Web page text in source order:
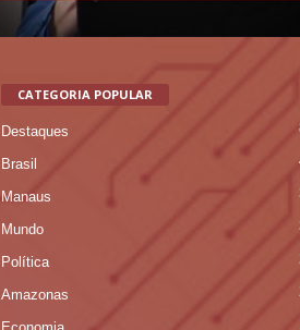
CATEGORIA POPULAR
Destaques
Brasil
Manaus
Mundo
Política
Amazonas